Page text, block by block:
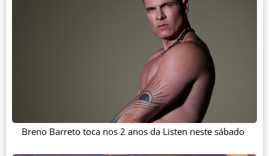
Breno Barreto toca nos 2 anos da Listen neste sábado